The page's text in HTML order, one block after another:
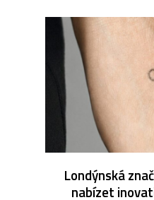
Londýnská
nabízet